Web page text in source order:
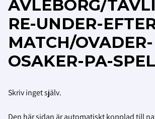
AVLEBORG/
RE-UNDER-
MATCH/OVADER-
OSAKER-PA-
Skriv inget själv.
Den här sidan är automatiskt kopplad till